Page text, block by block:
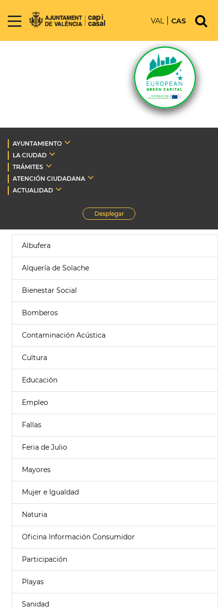
VAL CAS
AYUNTAMIENTO
LA CIUDAD
TRÁMITES
ATENCIÓN CIUDADANA
ACTUALIDAD
Desplegar
Albufera
Alquería de Solache
Bienestar Social
Bomberos
Contaminación Acústica
Cultura
Educación
Empleo
Fallas
Feria de Julio
Mayores
Mujer e Igualdad
Naturia
Oficina Información Consumidor
Participación
Playas
Sanidad